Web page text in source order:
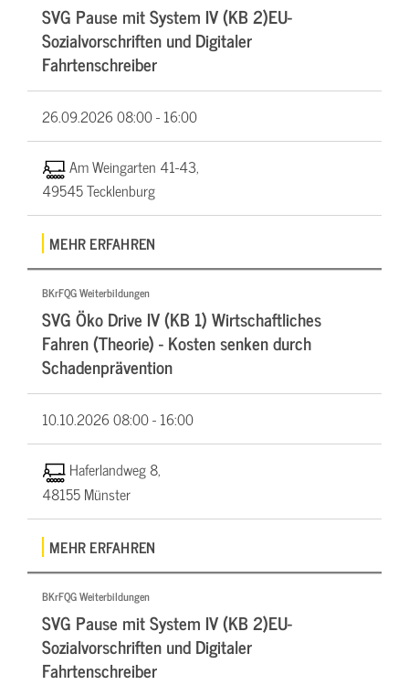
SVG Pause mit System IV (KB 2)EU-
Sozialvorschriften und Digitaler
Fahrtenschreiber
26.09.202608:00 - 16:00
Am Weingarten 41-43,
49545 Tecklenburg
MEHR ERFAHREN
BKrFQG Weiterbildungen
SVG Öko Drive IV (KB 1) Wirtschaftliches
Fahren (Theorie) - Kosten senken durch
Schadenprävention
10.10.202608:00 - 16:00
Haferlandweg 8,
48155 Münster
MEHR ERFAHREN
BKrFQG Weiterbildungen
SVG Pause mit System IV (KB 2)EU-
Sozialvorschriften und Digitaler
Fahrtenschreiber